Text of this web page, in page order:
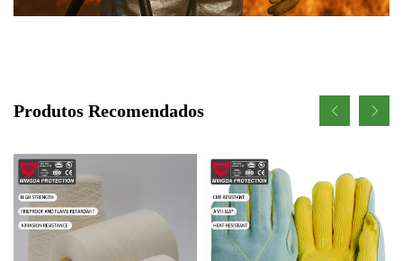
Produtos Recomendados